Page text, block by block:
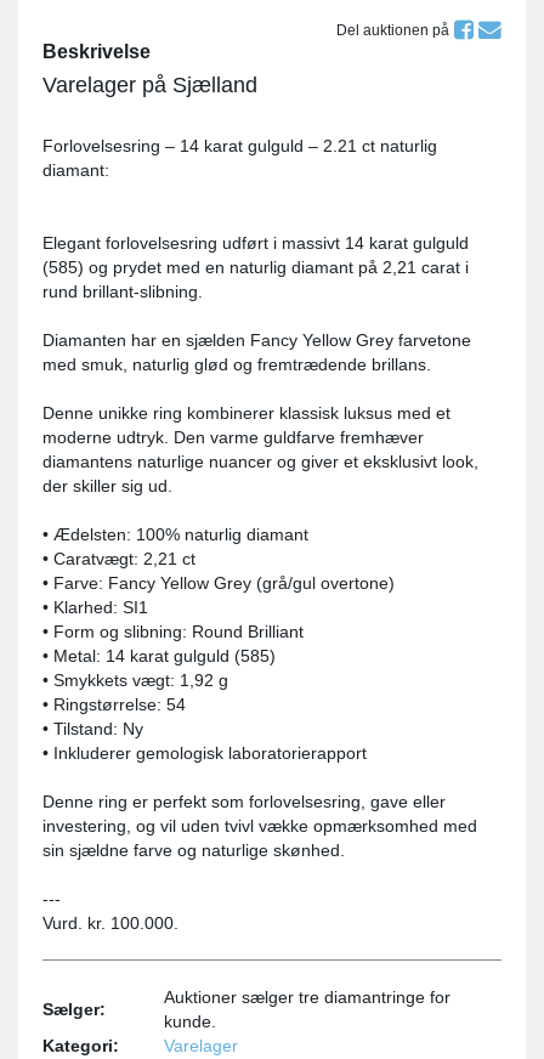
Del auktionen på
Beskrivelse
Varelager på Sjælland
Forlovelsesring – 14 karat gulguld – 2.21 ct naturlig
diamant:
Elegant forlovelsesring udført i massivt 14 karat gulguld
(585) og prydet med en naturlig diamant på 2,21 carat i
rund brillant-slibning.
Diamanten har en sjælden Fancy Yellow Grey farvetone
med smuk, naturlig glød og fremtrædende brillans.
Denne unikke ring kombinerer klassisk luksus med et
moderne udtryk. Den varme guldfarve fremhæver
diamantens naturlige nuancer og giver et eksklusivt look,
der skiller sig ud.
• Ædelsten: 100% naturlig diamant
• Caratvægt: 2,21 ct
• Farve: Fancy Yellow Grey (grå/gul overtone)
• Klarhed: SI1
• Form og slibning: Round Brilliant
• Metal: 14 karat gulguld (585)
• Smykkets vægt: 1,92 g
• Ringstørrelse: 54
• Tilstand: Ny
• Inkluderer gemologisk laboratorierapport
Denne ring er perfekt som forlovelsesring, gave eller
investering, og vil uden tvivl vække opmærksomhed med
sin sjældne farve og naturlige skønhed.
---
Vurd. kr. 100.000.
Sælger:
Auktioner sælger tre diamantringe for
kunde.
Kategori:
Varelager